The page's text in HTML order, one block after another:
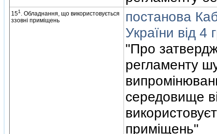
151 . Обладнання, що використовується
ззовнi примiщень
постанова
України вiд 4
"Про
регламенту
середовище
примiщень"